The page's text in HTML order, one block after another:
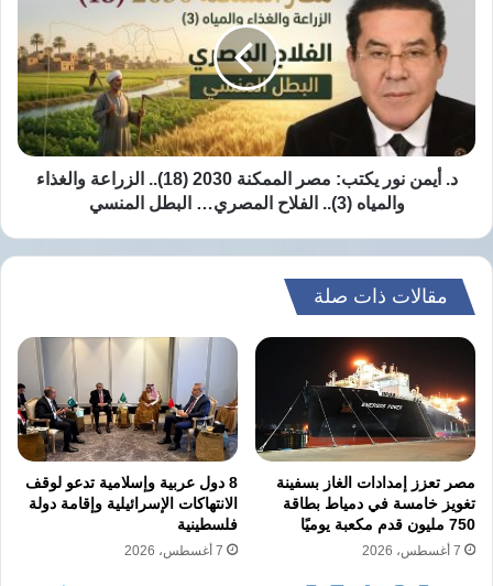
تم ضبط المتهم، واتخاذ الإجراءات القانونية حياله،
كما جرى غلق العيادة بالتنسيق مع الجهات المعنية.
وتأتي الواقعة في إطار جهود وزارة الداخلية
لمكافحة جرائم النصب والاحتيال على المواطنين،
والتصدي لحالات انتحال الصفة وممارسة الأنشطة
الطبية دون ترخيص.
يكتب:
الممكنة
2030
الزراعة
والغذاء
البطل
المنسي
د. أيمن نور يكتب: مصر الممكنة 2030 (18).. الزراعة والغذاء
والمياه (3).. الفلاح المصري… البطل المنسي
مقالات ذات صلة
مصر تعزز إمدادات الغاز بسفينة
تغويز خامسة في دمياط بطاقة
750 مليون قدم مكعبة يوميًا
7 أغسطس، 2026
8 دول عربية وإسلامية تدعو لوقف
الانتهاكات الإسرائيلية وإقامة دولة
فلسطينية
7 أغسطس، 2026